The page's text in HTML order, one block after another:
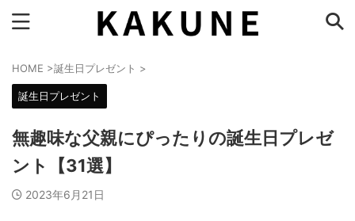
HOME >誕生日プレゼント >
誕生日プレゼント
無趣味な父親にぴったりの誕生日プレゼ
ント【31選】
2023年6月21日